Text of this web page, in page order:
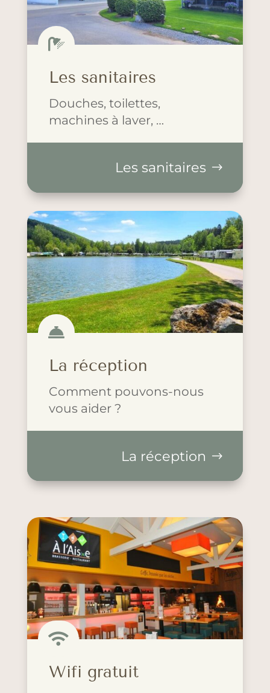

Les sanitaires
Douches, toilettes,
machines à laver, …
Les sanitaires

La réception
Comment pouvons-nous
vous aider ?
La réception

Wifi gratuit